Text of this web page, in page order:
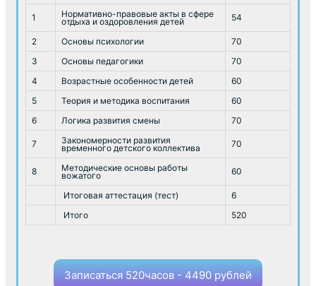
1 Нормативно-правовые акты в сфере
отдыха и оздоровления детей 54
2 Основы психологии
70
3
Основы педагогики
70
4
Возрастные особенности детей
60
5
Теория и методика воспитания
60
6
Логика развития смены 70
7 Закономерности развития
временного детского коллектива 70
8 Методические основы работы
вожатого 60
Итоговая аттестация (тест)
6
Итого
520
Записаться 520часов - 4490 рублей